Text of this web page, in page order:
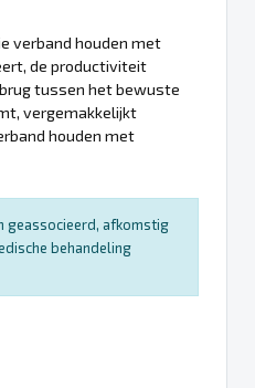
verband houden met
de productiviteit
tussen het bewuste
vergemakkelijkt
houden met
geassocieerd, afkomstig
behandeling